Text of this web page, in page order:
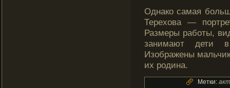
Однако самая
Терехова —
Размеры работы,
занимают дети
Изображены
их рοдина.
Метки: